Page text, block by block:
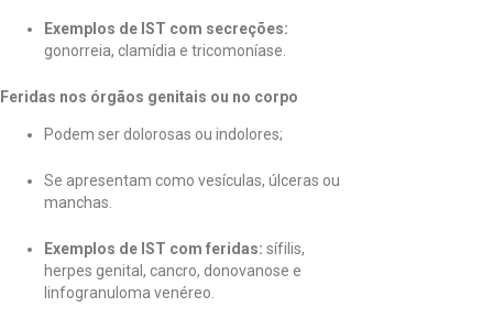
Exemplos de IST com secreções:
gonorreia, clamídia e tricomoníase.
Feridas nos órgãos genitais ou no corpo
Podem ser dolorosas ou indolores;
Se apresentam como vesículas, úlceras ou
manchas.
Exemplos de IST com feridas: sífilis,
herpes genital, cancro, donovanose e
linfogranuloma venéreo.